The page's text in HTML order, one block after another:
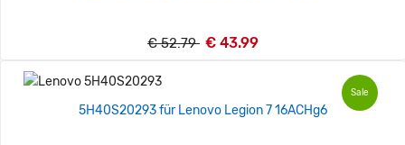
€ 52.79 € 43.99
Sale
5H40S20293 für Lenovo Legion 7 16ACHg6